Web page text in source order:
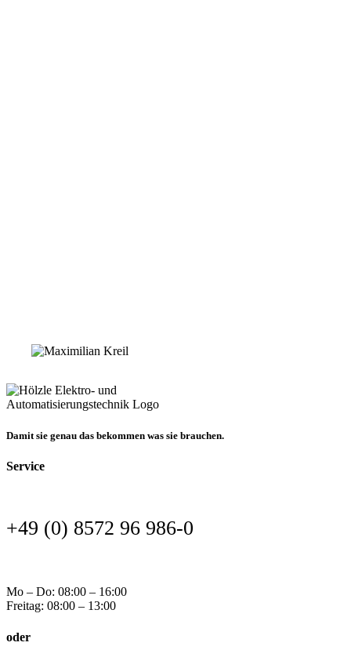
Damit sie genau das bekommen was sie brauchen.
Service
+49 (0) 8572 96 986-0
Mo – Do: 08:00 – 16:00
Freitag: 08:00 – 13:00
oder